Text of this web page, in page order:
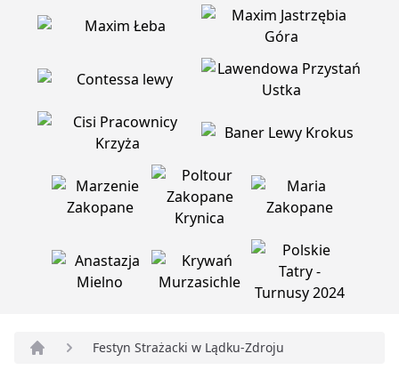
Festyn Strażacki w Lądku-Zdroju